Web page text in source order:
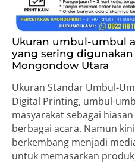
Ukuran umbul-umbul
yang sering
Mongondow Utara
Ukuran Standar Umbul-
Digital Printing, umbul-
masyarakat sebagai
berbagai acara. Namun
berkembang menjadi
untuk memasarkan